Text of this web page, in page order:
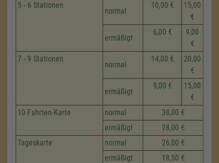
5 - 6 Stationen
normal
10,00 €
15,00
€
ermäßigt
6,00 €
9,00
€
7 - 9 Stationen
normal
14,00 €
20,00
€
ermäßigt
9,00 €
15,00
€
10-Fahrten-Karte
normal
38,00 €
ermäßigt
28,00 €
Tageskarte
normal
26,00 €
ermäßigt
18,50 €